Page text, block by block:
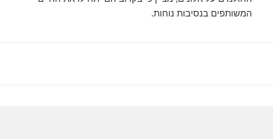
המשותפים בנסיבות נוחות.